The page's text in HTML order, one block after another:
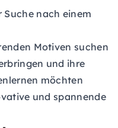
nach einem
Motiven suchen
und ihre
möchten
und spannende